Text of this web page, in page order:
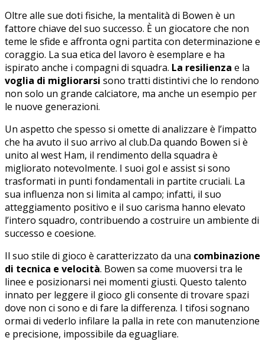
Oltre alle sue doti‌ fisiche, la mentalità di Bowen ⁣è un
fattore chiave del suo successo. È un giocatore ‍che non
‌teme ⁢le sfide e affronta ogni partita con determinazione⁢ e
coraggio. La sua etica del lavoro è esemplare ⁢e​ ha
ispirato ​anche ⁤i compagni di squadra. La ‌resilienza e la
voglia di migliorarsi sono⁣ tratti ​distintivi che lo rendono
non solo un grande​ calciatore, ma anche un‍ esempio per
le nuove generazioni.
Un aspetto⁤ che spesso‍ si omette di⁢ analizzare è‌ l’impatto
che ha avuto ⁢il suo arrivo al club.Da quando Bowen si è
unito ⁤al west Ham, il rendimento della ⁢squadra è
migliorato notevolmente. ‍I suoi gol e assist si ⁢sono
trasformati in punti fondamentali in​ partite‌ cruciali. La
sua influenza non⁤ si⁣ limita al campo; infatti, il suo
atteggiamento positivo e il suo carisma hanno ⁤elevato ​
l’intero squadro,⁣ contribuendo a costruire un ambiente di
successo e coesione.
Il suo⁢ stile di gioco è caratterizzato‍ da ⁢una combinazione
di tecnica⁢ e⁢ velocità. Bowen sa come muoversi tra le
linee e posizionarsi nei momenti giusti. Questo talento
innato per leggere il gioco gli ⁢consente di trovare spazi
dove non ci sono e di fare la differenza. I ​tifosi sognano
ormai di vederlo infilare la palla in rete con⁣ manutenzione
e precisione, impossibile da eguagliare.